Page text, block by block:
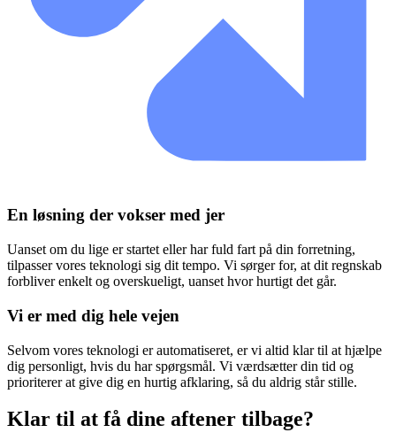
En løsning der vokser med jer
Uanset om du lige er startet eller har fuld fart på din forretning,
tilpasser vores teknologi sig dit tempo. Vi sørger for, at dit regnskab
forbliver enkelt og overskueligt, uanset hvor hurtigt det går.
Vi er med dig hele vejen
Selvom vores teknologi er automatiseret, er vi altid klar til at hjælpe
dig personligt, hvis du har spørgsmål. Vi værdsætter din tid og
prioriterer at give dig en hurtig afklaring, så du aldrig står stille.
Klar til at få dine aftener tilbage?